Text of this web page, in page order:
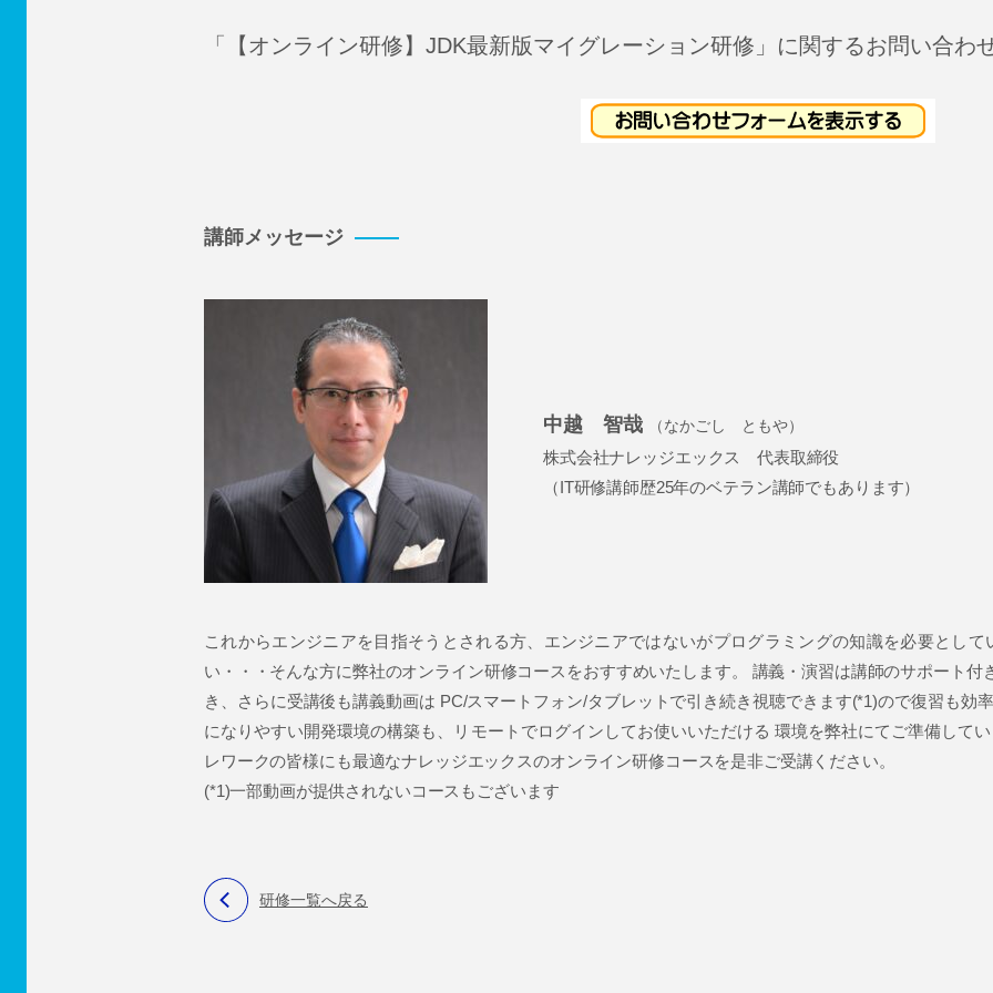
「【オンライン研修】JDK最新版マイグレーション研修」に関するお問い合わ
講師メッセージ
中越 智哉 （なかごし ともや）
株式会社ナレッジエックス 代表取締役
（IT研修講師歴25年のベテラン講師でもあります）
これからエンジニアを目指そうとされる方、エンジニアではないがプログラミングの知識を必要とし
い・・・そんな方に弊社のオンライン研修コースをおすすめいたします。 講義・演習は講師のサポート
き、さらに受講後も講義動画は PC/スマートフォン/タブレットで引き続き視聴できます(*1)ので復習も効
になりやすい開発環境の構築も、リモートでログインしてお使いいただける 環境を弊社にてご準備して
レワークの皆様にも最適なナレッジエックスのオンライン研修コースを是非ご受講ください。
(*1)一部動画が提供されないコースもございます
研修一覧へ戻る